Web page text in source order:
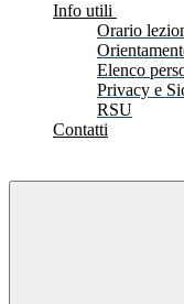
Info utili
Orario
Elenco
Privacy e
RSU
Contatti